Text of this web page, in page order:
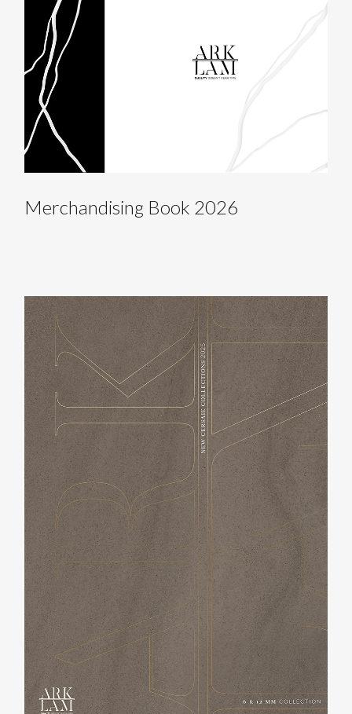
Merchandising Book 2026